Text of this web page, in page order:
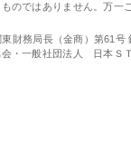
のではありません。万
財務局長（金商）第61
・一般社団法人 日本